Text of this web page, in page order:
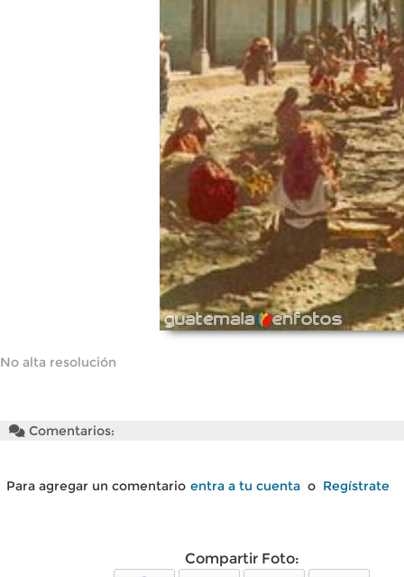
No alta resolución
Comentarios:
Para agregar un comentario entra a tu cuenta o Regístrate
Compartir Foto: